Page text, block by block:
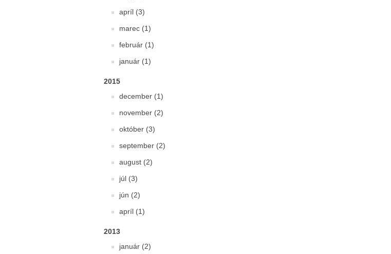
apríl (3)
marec (1)
február (1)
január (1)
2015
december (1)
november (2)
október (3)
september (2)
august (2)
júl (3)
jún (2)
apríl (1)
2013
január (2)